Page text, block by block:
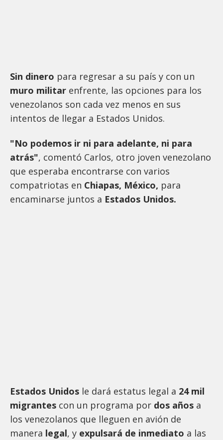
Sin dinero para regresar a su país y con un
muro militar enfrente, las opciones para los
venezolanos son cada vez menos en sus
intentos de llegar a Estados Unidos.
"No podemos ir ni para adelante, ni para
atrás", comentó Carlos, otro joven venezolano
que esperaba encontrarse con varios
compatriotas en Chiapas, México, para
encaminarse juntos a Estados Unidos.
Estados Unidos le dará estatus legal a 24 mil
migrantes con un programa por dos años a
los venezolanos que lleguen en avión de
manera legal, y expulsará de inmediato a las